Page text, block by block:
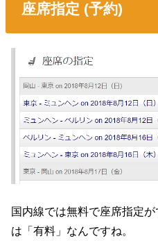
座席指定 (予約)
国内線では無料で座席指定
は「有料」なんですね。